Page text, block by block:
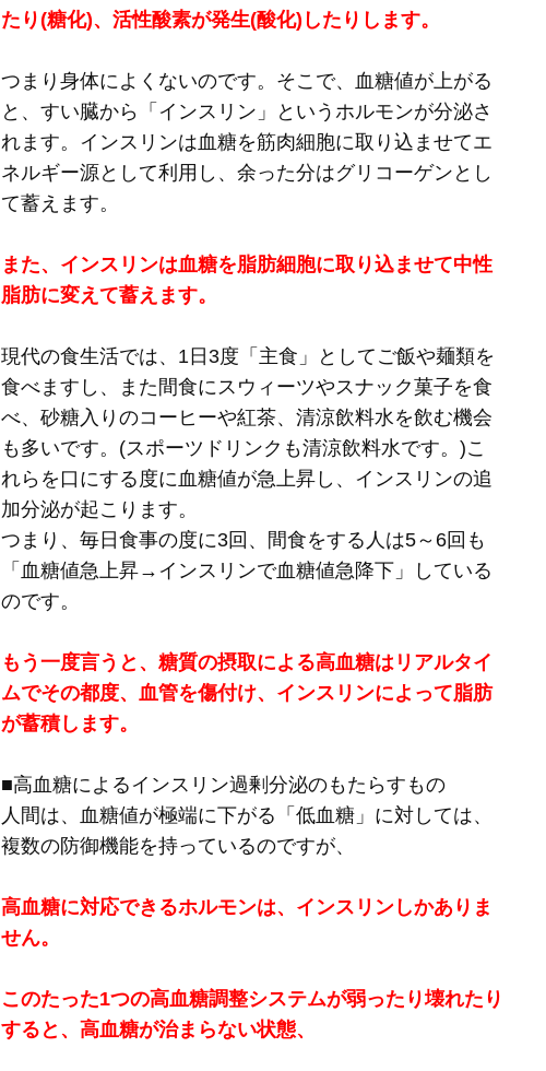
たり(糖化)、活性酸素が発生(酸化)したりします。
つまり身体によくないのです。そこで、血糖値が上がる
と、すい臓から「インスリン」というホルモンが分泌さ
れます。インスリンは血糖を筋肉細胞に取り込ませてエ
ネルギー源として利用し、余った分はグリコーゲンとし
て蓄えます。
また、インスリンは血糖を脂肪細胞に取り込ませて中性
脂肪に変えて蓄えます。
現代の食生活では、1日3度「主食」としてご飯や麺類を
食べますし、また間食にスウィーツやスナック菓子を食
べ、砂糖入りのコーヒーや紅茶、清涼飲料水を飲む機会
も多いです。(スポーツドリンクも清涼飲料水です。)こ
れらを口にする度に血糖値が急上昇し、インスリンの追
加分泌が起こります。
つまり、毎日食事の度に3回、間食をする人は5～6回も
「血糖値急上昇→インスリンで血糖値急降下」している
のです。
もう一度言うと、糖質の摂取による高血糖はリアルタイ
ムでその都度、血管を傷付け、インスリンによって脂肪
が蓄積します。
■高血糖によるインスリン過剰分泌のもたらすもの
人間は、血糖値が極端に下がる「低血糖」に対しては、
複数の防御機能を持っているのですが、
高血糖に対応できるホルモンは、インスリンしかありま
せん。
このたった1つの高血糖調整システムが弱ったり壊れたり
すると、高血糖が治まらない状態、